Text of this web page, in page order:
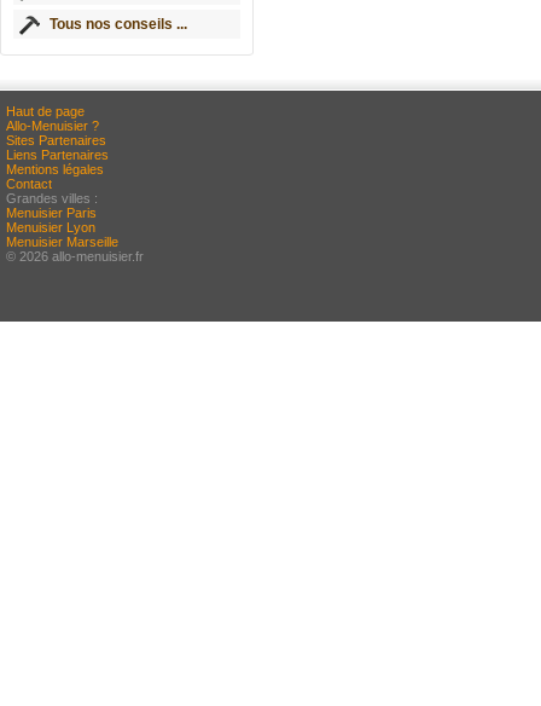
Tous nos conseils ...
Haut de page
Allo-Menuisier ?
Sites Partenaires
Liens Partenaires
Mentions légales
Contact
Grandes villes :
Menuisier Paris
Menuisier Lyon
Menuisier Marseille
© 2026 allo-menuisier.fr